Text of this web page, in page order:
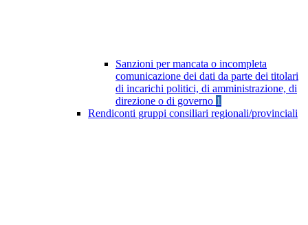
Sanzioni per mancata o incompleta
comunicazione dei dati da parte dei titolari
di incarichi politici, di amministrazione, di
direzione o di governo 1
Rendiconti gruppi consiliari regionali/provinciali